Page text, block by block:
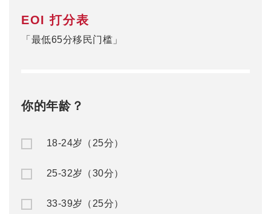
EOI 打分表
「最低65分移民门槛」
你的年龄？
18-24岁（25分）
25-32岁（30分）
33-39岁（25分）